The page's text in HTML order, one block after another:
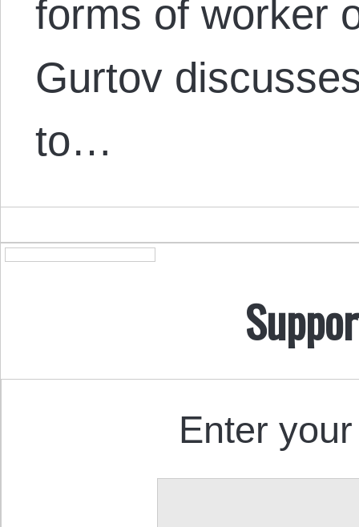
forms of worker
Gurtov
to…
Enter